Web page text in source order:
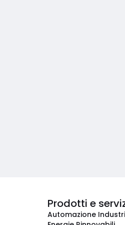
Prodotti e
Automazione